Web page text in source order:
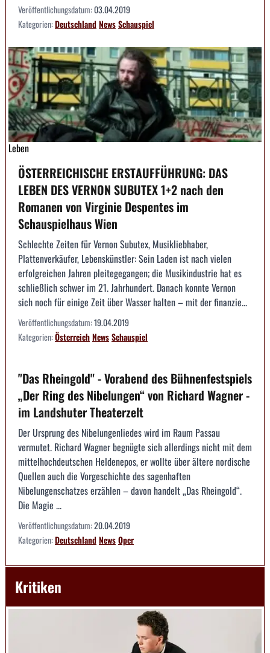
Veröffentlichungsdatum:03.04.2019
Kategorien:DeutschlandNewsSchauspiel
Leben
ÖSTERREICHISCHE ERSTAUFFÜHRUNG: DAS
LEBEN DES VERNON SUBUTEX 1+2 nach den
Romanen von Virginie Despentes im
Schauspielhaus Wien
Schlechte Zeiten für Vernon Subutex, Musikliebhaber,
Plattenverkäufer, Lebenskünstler: Sein Laden ist nach vielen
erfolgreichen Jahren pleitegegangen; die Musikindustrie hat es
schließlich schwer im 21. Jahrhundert. Danach konnte Vernon
sich noch für einige Zeit über Wasser halten – mit der finanzie...
Veröffentlichungsdatum:19.04.2019
Kategorien:ÖsterreichNewsSchauspiel
"Das Rheingold" - Vorabend des Bühnenfestspiels
„Der Ring des Nibelungen“ von Richard Wagner -
im Landshuter Theaterzelt
Der Ursprung des Nibelungenliedes wird im Raum Passau
vermutet. Richard Wagner begnügte sich allerdings nicht mit dem
mittelhochdeutschen Heldenepos, er wollte über ältere nordische
Quellen auch die Vorgeschichte des sagenhaften
Nibelungenschatzes erzählen – davon handelt „Das Rheingold“.
Die Magie ...
Veröffentlichungsdatum:20.04.2019
Kategorien:DeutschlandNewsOper
Kritiken